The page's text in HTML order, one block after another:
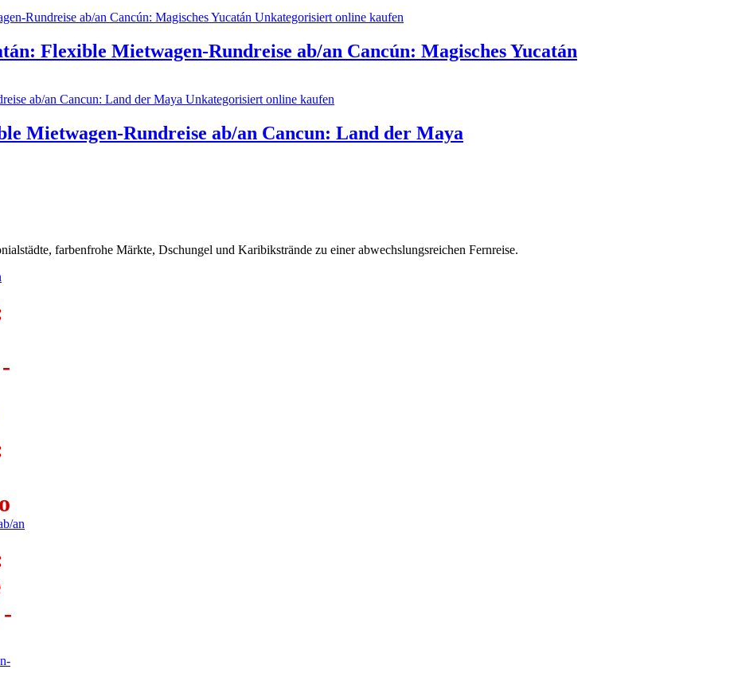
Flexible Mietwagen-Rundreise ab/an Cancún: Magisches Yucatán
Mietwagen-Rundreise ab/an Cancun: Land der Maya
farbenfrohe Märkte, Dschungel und Karibikstrände zu einer abwechslungsreichen Fernreise.